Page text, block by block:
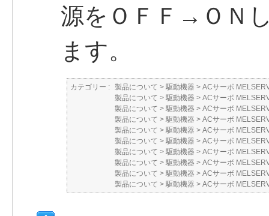
源をＯＦＦ→ＯＮ
ます。
カテゴリー : 製品について > 駆動機器 > ACサーボ
製品について > 駆動機器 > ACサーボ
製品について > 駆動機器 > ACサーボ
製品について > 駆動機器 > ACサーボ
製品について > 駆動機器 > ACサーボ
製品について > 駆動機器 > ACサーボ
製品について > 駆動機器 > ACサーボ
製品について > 駆動機器 > ACサーボ
製品について > 駆動機器 > ACサーボ
製品について > 駆動機器 > ACサーボ